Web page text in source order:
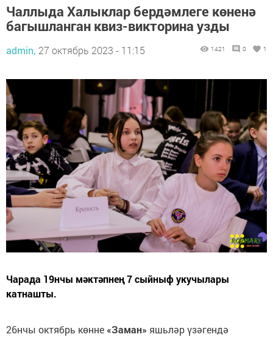
Чаллыда Халыклар бердәмлеге көненә
багышланган квиз-викторина узды
admin, 27 октябрь 2023 - 11:15 1421 0 1
Чарада 19нчы мәктәпнең 7 сыйныф укучылары
катнашты.
26нчы октябрь көнне «Заман» яшьләр үзәгендә